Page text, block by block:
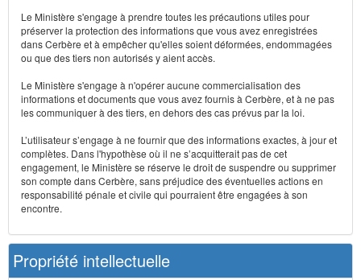
Le Ministère s'engage à prendre toutes les précautions utiles pour
préserver la protection des informations que vous avez enregistrées
dans Cerbère et à empêcher qu'elles soient déformées, endommagées
ou que des tiers non autorisés y aient accès.
Le Ministère s'engage à n'opérer aucune commercialisation des
informations et documents que vous avez fournis à Cerbère, et à ne pas
les communiquer à des tiers, en dehors des cas prévus par la loi.
L’utilisateur s’engage à ne fournir que des informations exactes, à jour et
complètes. Dans l'hypothèse où il ne s’acquitterait pas de cet
engagement, le Ministère se réserve le droit de suspendre ou supprimer
son compte dans Cerbère, sans préjudice des éventuelles actions en
responsabilité pénale et civile qui pourraient être engagées à son
encontre.
Propriété intellectuelle